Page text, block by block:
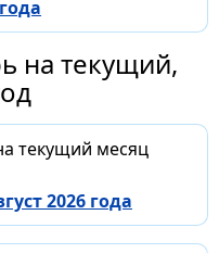
на текущий,
текущий месяц
2026 года